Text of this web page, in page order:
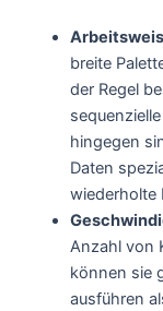
breite
der Regel
hingegen
Daten
wiederholte
Anzahl von
können sie
ausführen